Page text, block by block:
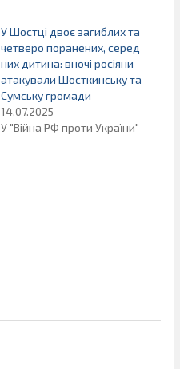
У Шостці двоє загиблих та
четверо поранених, серед
них дитина: вночі росіяни
атакували Шосткинську та
Сумську громади
14.07.2025
У "Війна РФ проти України"